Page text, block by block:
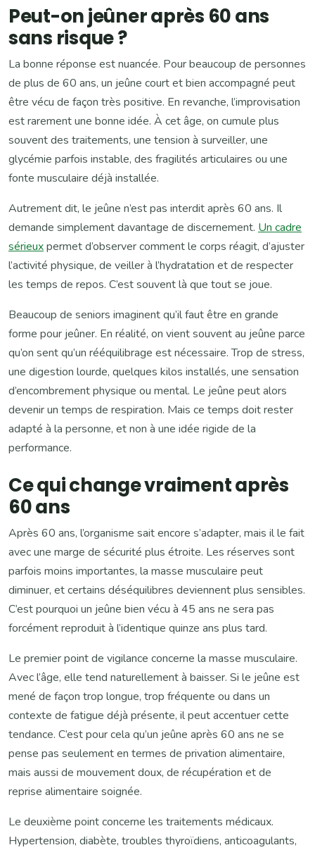
Peut-on jeûner après 60 ans
sans risque ?
La bonne réponse est nuancée. Pour beaucoup de personnes
de plus de 60 ans, un jeûne court et bien accompagné peut
être vécu de façon très positive. En revanche, l’improvisation
est rarement une bonne idée. À cet âge, on cumule plus
souvent des traitements, une tension à surveiller, une
glycémie parfois instable, des fragilités articulaires ou une
fonte musculaire déjà installée.
Autrement dit, le jeûne n’est pas interdit après 60 ans. Il
demande simplement davantage de discernement. Un cadre
sérieuxpermet d’observer comment le corps réagit, d’ajuster
l’activité physique, de veiller à l’hydratation et de respecter
les temps de repos. C’est souvent là que tout se joue.
Beaucoup de seniors imaginent qu’il faut être en grande
forme pour jeûner. En réalité, on vient souvent au jeûne parce
qu’on sent qu’un rééquilibrage est nécessaire. Trop de stress,
une digestion lourde, quelques kilos installés, une sensation
d’encombrement physique ou mental. Le jeûne peut alors
devenir un temps de respiration. Mais ce temps doit rester
adapté à la personne, et non à une idée rigide de la
performance.
Ce qui change vraiment après
60 ans
Après 60 ans, l’organisme sait encore s’adapter, mais il le fait
avec une marge de sécurité plus étroite. Les réserves sont
parfois moins importantes, la masse musculaire peut
diminuer, et certains déséquilibres deviennent plus sensibles.
C’est pourquoi un jeûne bien vécu à 45 ans ne sera pas
forcément reproduit à l’identique quinze ans plus tard.
Le premier point de vigilance concerne la masse musculaire.
Avec l’âge, elle tend naturellement à baisser. Si le jeûne est
mené de façon trop longue, trop fréquente ou dans un
contexte de fatigue déjà présente, il peut accentuer cette
tendance. C’est pour cela qu’un jeûne après 60 ans ne se
pense pas seulement en termes de privation alimentaire,
mais aussi de mouvement doux, de récupération et de
reprise alimentaire soignée.
Le deuxième point concerne les traitements médicaux.
Hypertension, diabète, troubles thyroïdiens, anticoagulants,